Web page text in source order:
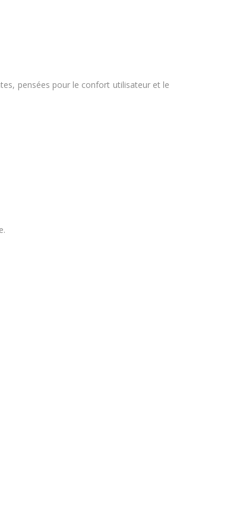
pensées pour le confort utilisateur et le